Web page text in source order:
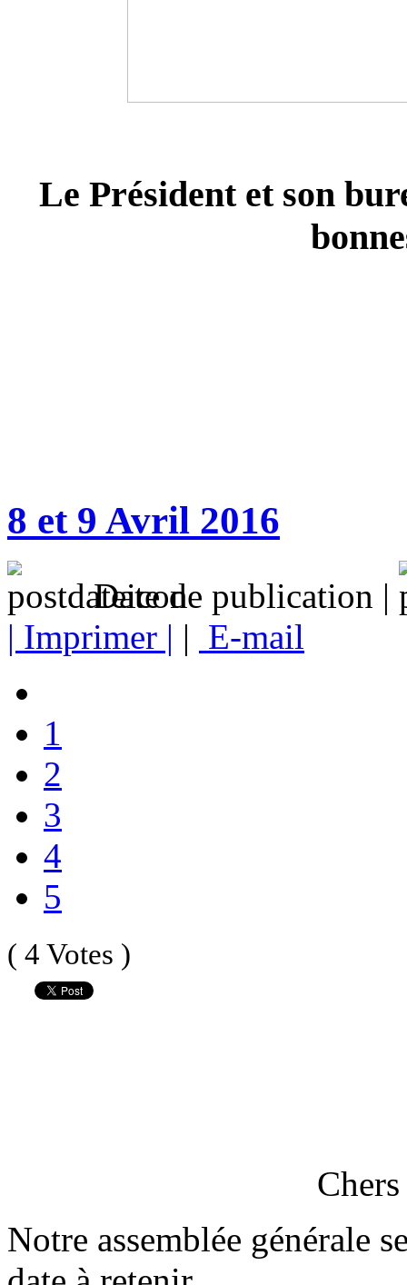
Le Président et son
8 et 9 Avril 2016
Date de publication |
| Imprimer | | E-mail
1
2
3
4
5
( 4 Votes )
Notre assemblée générale